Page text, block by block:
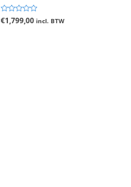
Gewaardeerd
0
€1,799,00 incl. BTW